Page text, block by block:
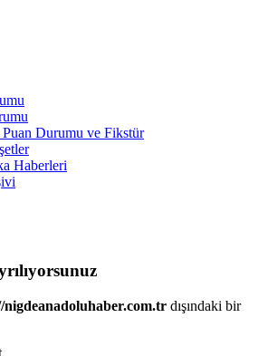
Durumu ve Fikstür
Haberleri
nigdeanadoluhaber.com.tr dışındaki bir